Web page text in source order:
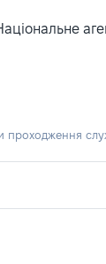
проходження